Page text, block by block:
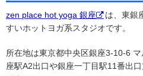
zen place hot yoga 銀座
は、東銀
すいホットヨガ系スタジオです。
所在地は東京都中央区銀座3-10-6
座駅A2出口や銀座一丁目駅11番出